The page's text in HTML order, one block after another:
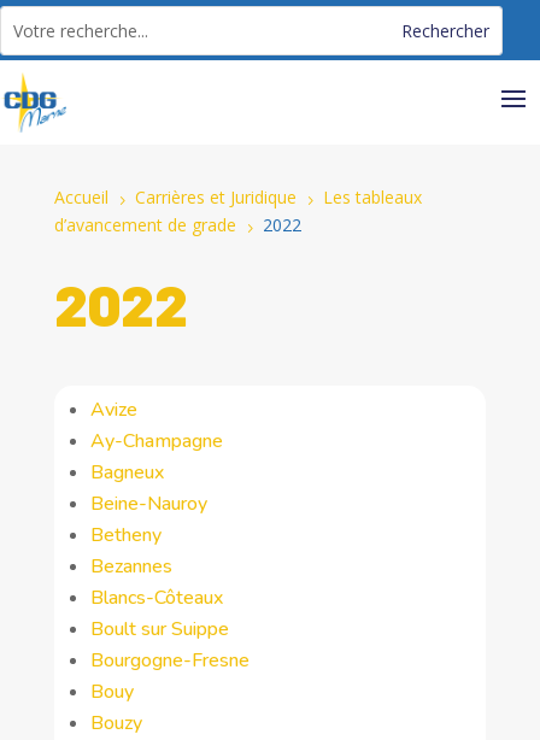
Accueil 5 Carrières et Juridique 5
Les tableaux
d’avancement de grade
5 2022
2022
Avize
Ay-Champagne
Bagneux
Beine-Nauroy
Betheny
Bezannes
Blancs-Côteaux
Boult sur Suippe
Bourgogne-Fresne
Bouy
Bouzy
Panneau de gestion des cookies